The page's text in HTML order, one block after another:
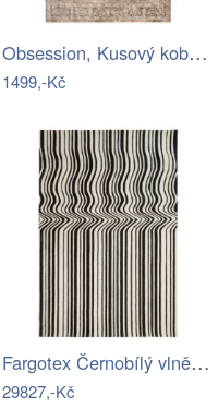
Obsession, Kusový koberec My Everest…
1499,-Kč
Fargotex Černobílý vlněný koberec Draft…
29827,-Kč